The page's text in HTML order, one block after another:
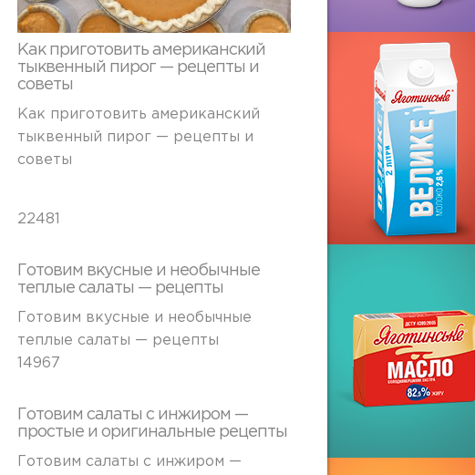
Как приготовить американский
тыквенный пирог — рецепты и
советы
Как приготовить американский
тыквенный пирог — рецепты и
советы
22481
Готовим вкусные и необычные
теплые салаты — рецепты
Готовим вкусные и необычные
теплые салаты — рецепты
14967
Готовим салаты с инжиром —
простые и оригинальные рецепты
Готовим салаты с инжиром —